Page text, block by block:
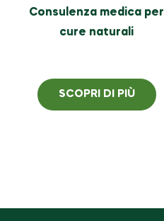
Consulenza medica per
cure naturali
SCOPRI DI PIÙ